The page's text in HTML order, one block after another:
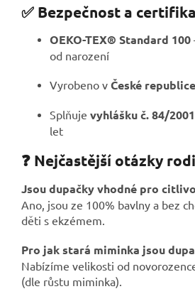
✅ Bezpečnost a
OEKO-TEX® Standard 100
od narození
Vyrobeno v České republice
Splňuje vyhlášku č. 84/
let
❓ Nejčastější otázky
Jsou dupačky vhodné pro
Ano, jsou ze 100% bavlny a bez
děti s ekzémem.
Pro jak stará miminka jsou
Nabízíme velikosti od
(dle růstu miminka).